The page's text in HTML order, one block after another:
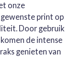
onze
print op
Door gebruik
de intense
genieten van